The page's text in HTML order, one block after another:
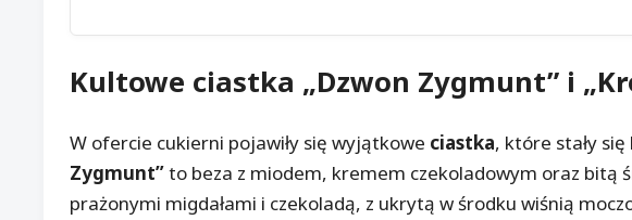
Kultowe ciastka „Dzwon Zygmunt” i
W ofercie cukierni pojawiły się wyjątkowe ciastka, które stały
Zygmunt”to beza z miodem, kremem czekoladowym oraz bitą
prażonymi migdałami i czekoladą, z ukrytą w środku wiśnią